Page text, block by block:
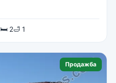
🛏 2🛁 1
Продажба